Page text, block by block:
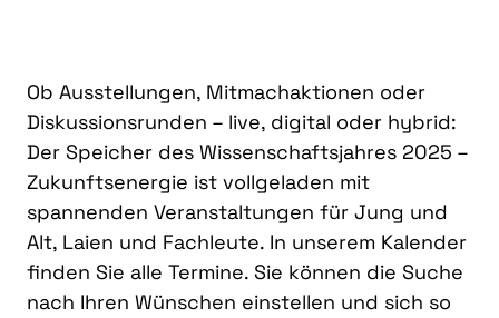
Ob Ausstellungen, Mitmachaktionen oder
Diskussionsrunden – live, digital oder hybrid:
Der Speicher des Wissenschaftsjahres 2025 –
Zukunftsenergie ist vollgeladen mit
spannenden Veranstaltungen für Jung und
Alt, Laien und Fachleute. In unserem Kalender
finden Sie alle Termine. Sie können die Suche
nach Ihren Wünschen einstellen und sich so